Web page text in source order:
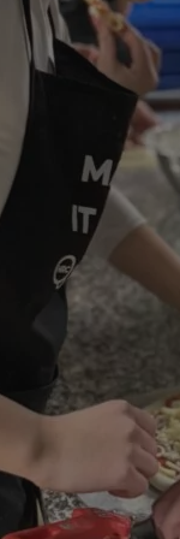
Име
is_visitor_unique
is_unique
_ga_B09EBBY8PY
_ga_WXPDN4HSCV
_ga_FK650GXHRZ
_ga
Име